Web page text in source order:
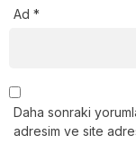
Ad *
Daha sonraki
adresim ve site